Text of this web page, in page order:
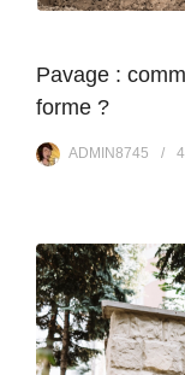
Pavage :
forme ?
ADMIN8745